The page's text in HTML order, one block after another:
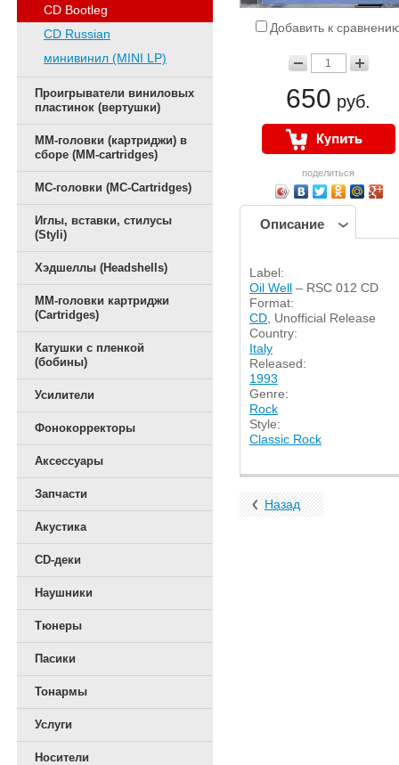
CD Bootleg
CD Russian
минивинил (MINI LP)
Проигрыватели виниловых
пластинок (вертушки)
ММ-головки (картриджи) в
сборе (MM-cartridges)
MC-головки (MC-Cartridges)
Иглы, вставки, стилусы
(Styli)
Хэдшеллы (Headshells)
ММ-головки картриджи
(Cartridges)
Катушки с пленкой
(бобины)
Усилители
Фонокорректоры
Аксессуары
Запчасти
Акустика
CD-деки
Наушники
Тюнеры
Пасики
Тонармы
Услуги
Носители
Добавить к
650 руб.
поделиться
Описание
Label:
Oil Well ‎– RSC 012 CD
Format:
CD , Unofficial Release
Country:
Italy
Released:
1993
Genre:
Rock
Style:
Classic Rock
Назад